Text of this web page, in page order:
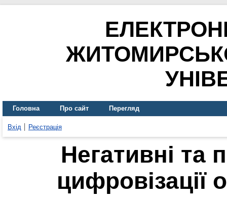
Головна Про сайт Перегляд
Вхід Реєстрація
Негативні та
цифровізації